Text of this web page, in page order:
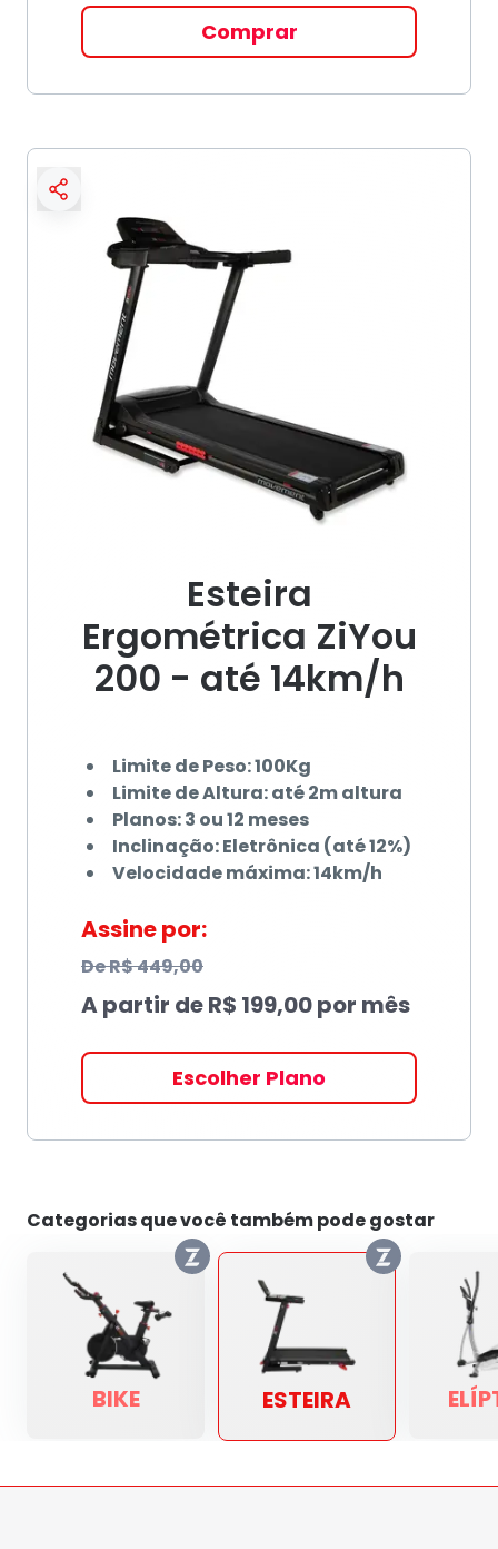
Comprar
Esteira
Ergométrica ZiYou
200 - até 14km/h
Limite de Peso: 100Kg
Limite de Altura: até 2m altura
Planos: 3 ou 12 meses
Inclinação: Eletrônica (até 12%)
Velocidade máxima: 14km/h
Assine por:
DeR$ 449,00
A partir deR$ 199,00por mês
Escolher Plano
Categorias que você também pode gostar
BIKE ESTEIRA